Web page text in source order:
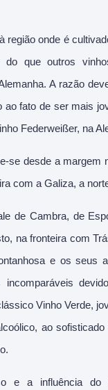
região onde é
do que outros
A razão
ao fato de ser mais
Federweißer, na
se desde a margem
com a Galiza, a
de Cambra, de
na fronteira com
e os seus
incomparáveis
Vinho Verde,
ao sofisticado
e a influência do